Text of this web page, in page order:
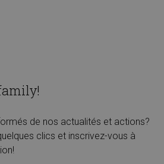
de nos actualités et actions?
clics et inscrivez-vous à